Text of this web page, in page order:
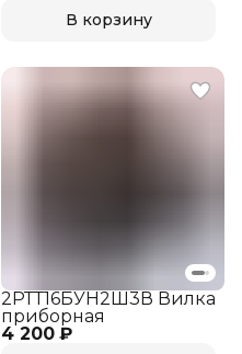
В корзину
4 200 ₽
2РТТ16БУН2Ш3В Вилка
приборная